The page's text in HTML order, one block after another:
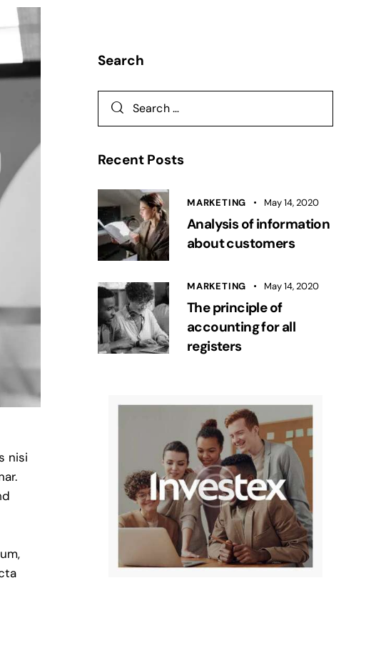
nisi
Search
Recent Posts
MARKETING May 14, 2020
Analysis of information
about customers
MARKETING May 14, 2020
The principle of
accounting for all
registers